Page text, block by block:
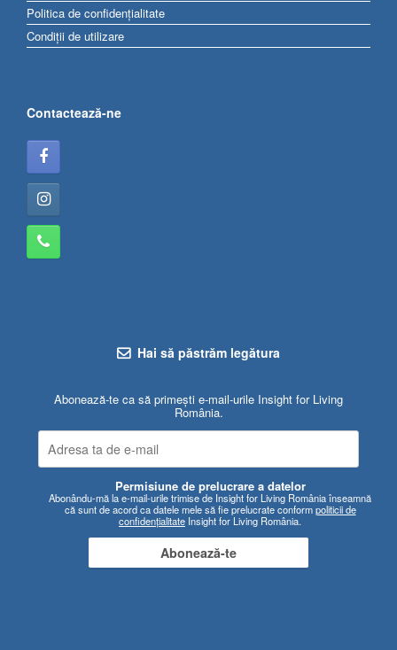
Politica de confidențialitate
Condiții de utilizare
Contactează-ne
Hai să păstrăm legătura
Abonează-te ca să primești e-mail-urile Insight for Living
România.
Permisiune de prelucrare a datelor
Abonându-mă la e-mail-urile trimise de Insight for Living România înseamnă
că sunt de acord ca datele mele să fie prelucrate conformpoliticii de
confidențialitate Insight for Living România.